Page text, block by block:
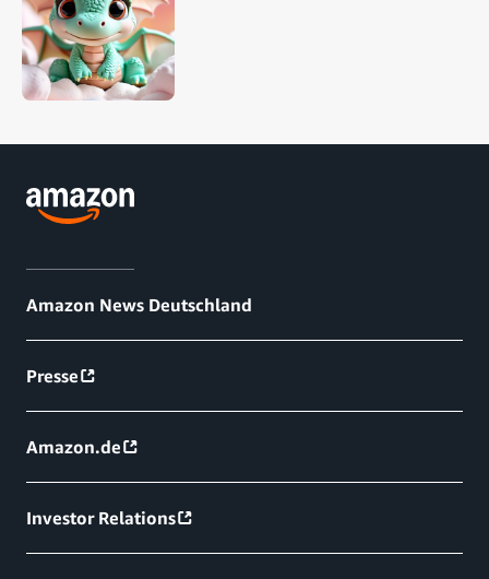
Amazon News Deutschland
Presse
Amazon.de
Investor Relations